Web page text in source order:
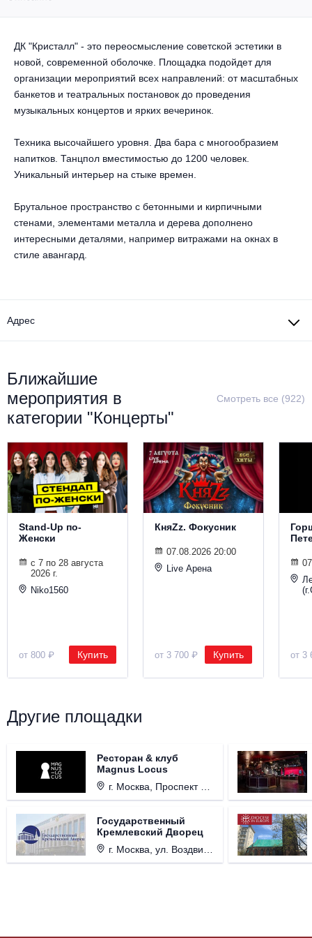
Альтернатива
Классическая музыка
Круиз Фест
Open-air на ВДНХ
Рок
Металл
Комедия
Творческий вечер
Балет
Музыкальный спектакль
Спектакль
Детский спектакль
Детское шоу
Детский мюзикл
Все события
ДК "Кристалл" - это переосмысление советской эстетики в
новой, современной оболочке. Площадка подойдет для
организации мероприятий всех направлений: от масштабных
банкетов и театральных постановок до проведения
музыкальных концертов и ярких вечеринок.
Техника высочайшего уровня. Два бара с многообразием
напитков. Танцпол вместимостью до 1200 человек.
Уникальный интерьер на стыке времен.
Брутальное пространство с бетонными и кирпичными
стенами, элементами металла и дерева дополнено
интересными деталями, например витражами на окнах в
стиле авангард.
Адрес
Ближайшие
мероприятия в
категории "Концерты"
Смотреть все (922)
Stand-Up по-
Женски
с 7 по 28 августа
2026 г.
Niko1560
от 800 ₽ Купить
КняZz. Фокусник
07.08.2026 20:00
Live Арена
от 3 700 ₽ Купить от 3
Другие площадки
Ресторан & клуб
Magnus Locus
г. Москва, Проспект Мира, д. 12, стр. 9.
Государственный
Кремлевский Дворец
г. Москва, ул. Воздвиженка, д. 1, Кремль.